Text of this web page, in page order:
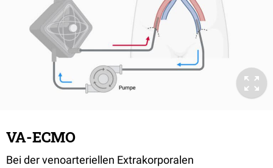
VA-ECMO
Bei der venoarteriellen Extrakorporalen